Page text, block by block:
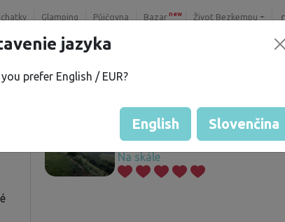
chatky Glamping Půjčovna Bazar new Život Bezkempu
Na skále
jazyka
prefer English / EUR?
English Slovenčina